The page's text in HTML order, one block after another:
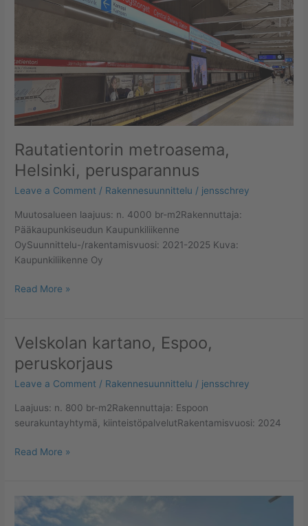
Rautatientorin metroasema,
Helsinki, perusparannus
Leave a Comment / Rakennesuunnittelu / jensschrey
Muutosalueen laajuus: n. 4000 br-m2Rakennuttaja:
Pääkaupunkiseudun Kaupunkiliikenne
OySuunnittelu-/rakentamisvuosi: 2021-2025 Kuva:
Kaupunkiliikenne Oy
Read More »
Velskolan kartano, Espoo,
peruskorjaus
Leave a Comment / Rakennesuunnittelu / jensschrey
Laajuus: n. 800 br-m2Rakennuttaja: Espoon
seurakuntayhtymä, kiinteistöpalvelutRakentamisvuosi: 2024
Velskolan
Espoo,
peruskorjaus
Read More »
Kontulan
metroasema,